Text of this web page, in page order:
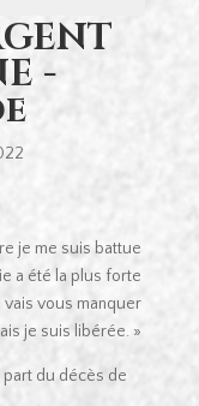
-
je me suis battue
a été la plus forte
vais vous manquer
je suis libérée. »
du décès de